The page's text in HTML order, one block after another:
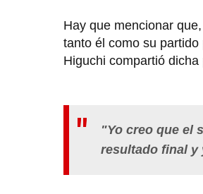
Hay que mencionar
tanto él como su
Higuchi compartió
"Yo creo que el
resultado final y